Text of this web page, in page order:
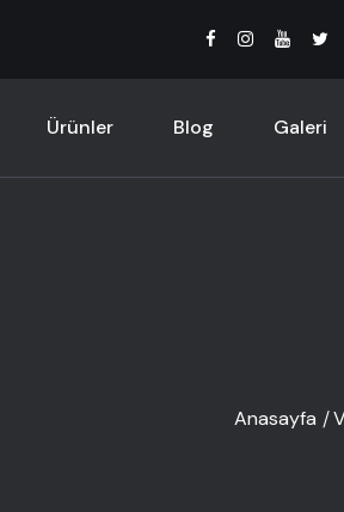
Ürünler Blog Galeri
Anasayfa /